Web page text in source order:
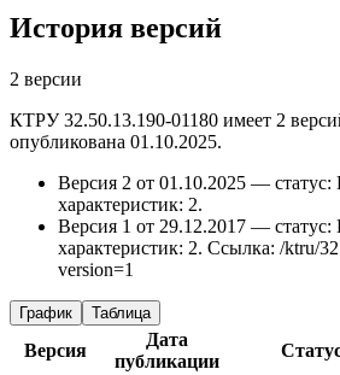
История версий
2 версии
КТРУ 32.50.13.190-01180 имеет 2
опубликована 01.10.2025.
Версия 2 от 01.10.2025 —
характеристик: 2.
Версия 1 от 29.12.2017 — статус:
характеристик: 2. Ссылка: /ktru/
version=1
График Таблица
Версия
Дата
публикации